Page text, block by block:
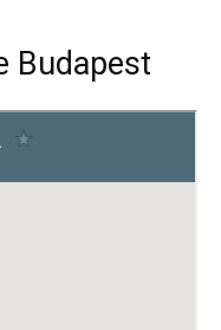
Budapest